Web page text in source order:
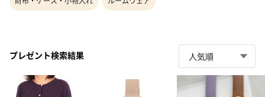
プレゼント検索結果